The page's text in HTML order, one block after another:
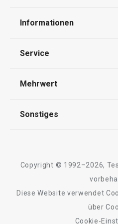
Haushalt
Neuheiten
Set für halbgetauchte
DELÍCIA
Informationen
Impressum
Service
Kontaktformular
Mehrwert
Qualität
Sonstiges
Barrierefreiheit
Copyright © 1992–2026,
Diese Website verwendet
über
Cookie-